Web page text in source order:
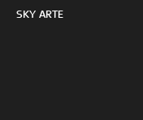
SKY ARTE